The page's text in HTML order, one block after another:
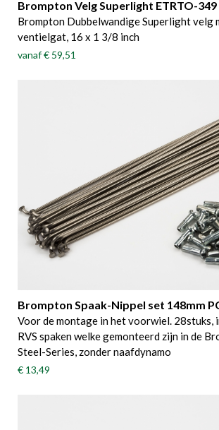
Brompton Velg Superlight ETRTO-
Brompton Dubbelwandige Superlight velg
ventielgat, 16 x 1 3/8 inch
vanaf€ 59,51
Brompton Spaak-Nippel set 148mm
Voor de montage in het voorwiel. 28stuks,
RVS spaken welke gemonteerd zijn in de
Steel-Series, zonder naafdynamo
€ 13,49